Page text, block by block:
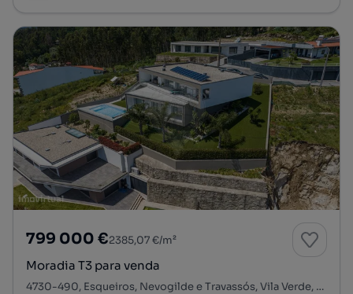
799 000 €2385,07 €/m²
Moradia T3 para venda
4730-490, Esqueiros, Nevogilde e Travassós, Vila Verde, Braga